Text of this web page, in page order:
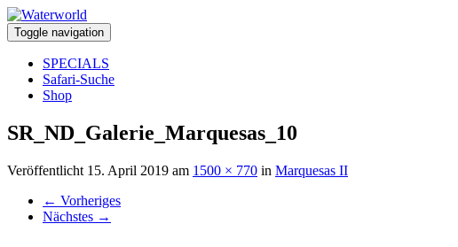
Toggle navigation
SPECIALS
Safari-Suche
Shop
SR_ND_Galerie_Marquesas_10
Veröffentlicht 15. April 2019 am 1500 × 770 in Marquesas II
← Vorheriges
Nächstes →